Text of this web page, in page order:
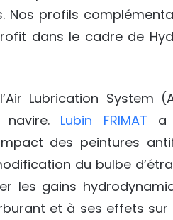
Nos profils
dans le cadre de
Lubrication System
Lubin FRIMAT a
des peintures
du bulbe
les gains
et à ses effets sur